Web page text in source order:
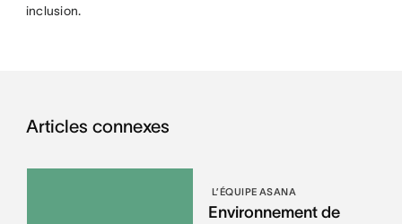
inclusion.
Articles connexes
L’ÉQUIPE ASANA
Environnement de